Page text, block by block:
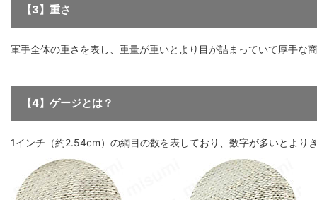
【3】重さ
軍手全体の重さを表し、重量が重いとより目が詰まっていて厚手な
【4】ゲージとは？
1インチ（約2.54cm）の網目の数を表しており、数字が多いとより